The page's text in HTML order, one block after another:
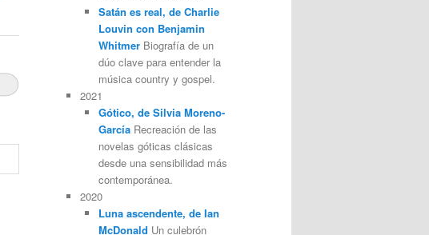
Satán es real, de Charlie
Louvin con Benjamin
WhitmerBiografía de un
dúo clave para entender la
música country y gospel.
2021
Gótico, de Silvia Moreno-
GarcíaRecreación de las
novelas góticas clásicas
desde una sensibilidad más
contemporánea.
2020
Luna ascendente, de Ian
McDonald Un culebrón